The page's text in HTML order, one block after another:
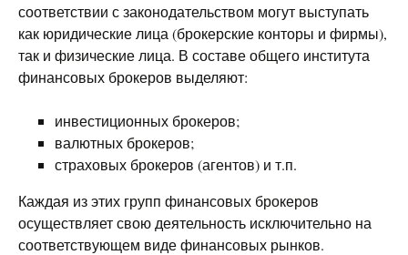
соответствии с законодательством могут выступать
как юридические лица (брокерские конторы и фирмы),
так и физические лица. В составе общего института
финансовых брокеров выделяют:
инвестиционных брокеров;
валютных брокеров;
страховых брокеров (агентов) и т.п.
Каждая из этих групп финансовых брокеров
осуществляет свою деятельность исключительно на
соответствующем виде финансовых рынков.